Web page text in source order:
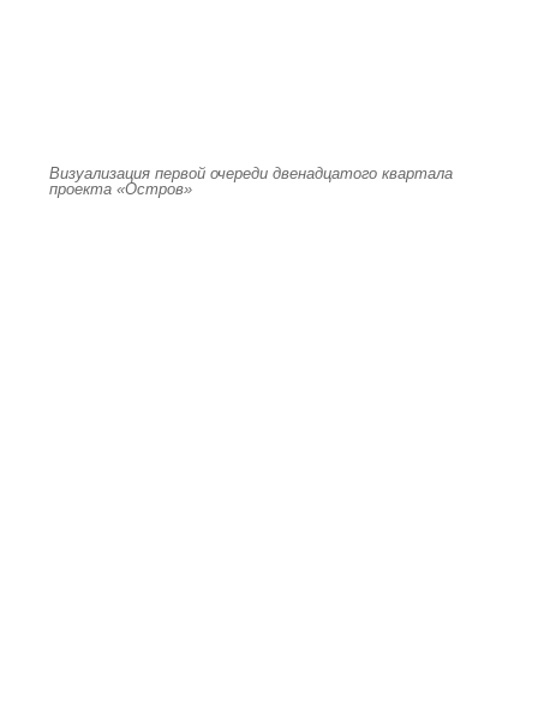
Визуализация первой очереди двенадцатого квартала
проекта «Остров»